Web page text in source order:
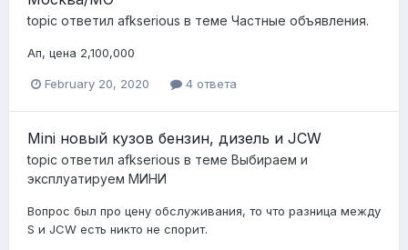
topic ответил afkserious в теме Частные объявления.
Ап, цена 2,100,000
February 20, 2020 4 ответа
Mini новый кузов бензин, дизель и JCW
topic ответил afkserious в теме Выбираем и
эксплуатируем МИНИ
Вопрос был про цену обслуживания, то что разница между
S и JCW есть никто не спорит.